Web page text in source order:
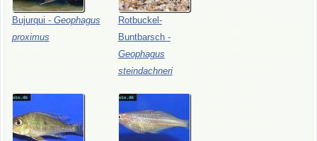
Bujurqui - Geophagus
proximus
Rotbuckel-
Buntbarsch -
Geophagus
steindachneri